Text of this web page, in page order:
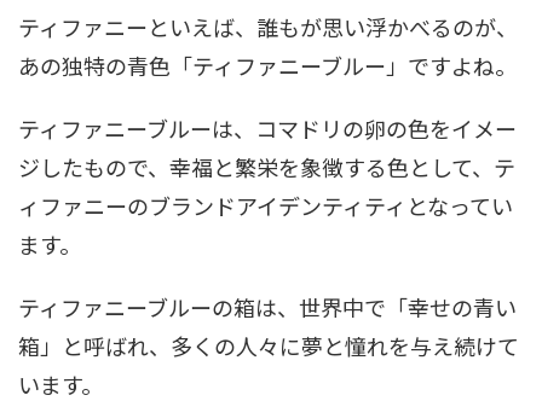
ティファニーといえば、誰もが思い浮かべるのが、
あの独特の青色「ティファニーブルー」ですよね。
ティファニーブルーは、コマドリの卵の色をイメー
ジしたもので、幸福と繁栄を象徴する色として、テ
ィファニーのブランドアイデンティティとなってい
ます。
ティファニーブルーの箱は、世界中で「幸せの青い
箱」と呼ばれ、多くの人々に夢と憧れを与え続けて
います。